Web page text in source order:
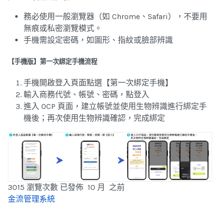
務必使用一般瀏覽器（如 Chrome、Safari），不要用
無痕或私密瀏覽模式。
手機需設定密碼，如圖形、指紋或臉部辨識
【手機版】第一次綁定手機流程
手機開啟登入頁面點選【第一次綁定手機】
輸入商務代號、帳號、密碼，點登入
進入 OCP 頁面，建立帳號並使用生物辨識進行綁定手
機後；再次使用生物辨識確認，完成綁定
3015 瀏覽次數 已發佈 10 月 之前
金流管理系統